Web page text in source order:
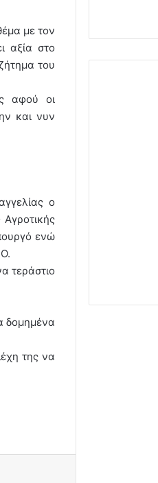
με τον
αξία στο
του
αφού οι
και νυν
ο
ενώ
τεράστιο
δομημένα
της να